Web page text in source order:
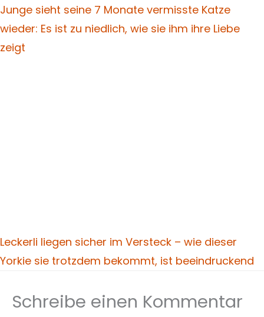
Junge sieht seine 7 Monate vermisste Katze
wieder: Es ist zu niedlich, wie sie ihm ihre Liebe
zeigt
Leckerli liegen sicher im Versteck – wie dieser
Yorkie sie trotzdem bekommt, ist beeindruckend
Schreibe einen Kommentar